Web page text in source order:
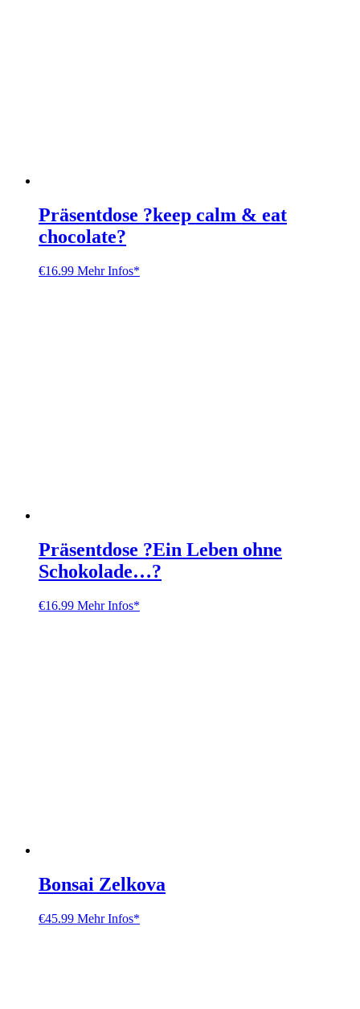
Präsentdose ?keep calm & eat
chocolate?
€16.99 Mehr Infos*
Präsentdose ?Ein Leben ohne
Schokolade…?
€16.99 Mehr Infos*
Bonsai Zelkova
€45.99 Mehr Infos*